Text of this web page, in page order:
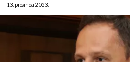
13. prosinca 2023.